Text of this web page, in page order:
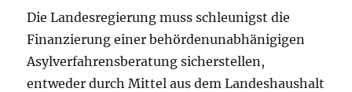
Die Landesregierung muss schleunigst die
Finanzierung einer behördenunabhänigigen
Asylverfahrensberatung sicherstellen,
entweder durch Mittel aus dem Landeshaushalt